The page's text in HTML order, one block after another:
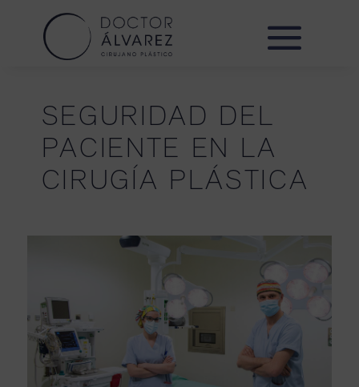
SEGURIDAD DEL
PACIENTE EN LA
CIRUGÍA PLÁSTICA